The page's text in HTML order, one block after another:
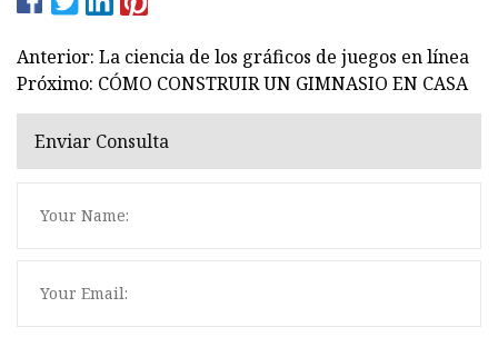
Anterior: La ciencia de los gráficos de juegos en línea
Próximo: CÓMO CONSTRUIR UN GIMNASIO EN CASA
Enviar Consulta